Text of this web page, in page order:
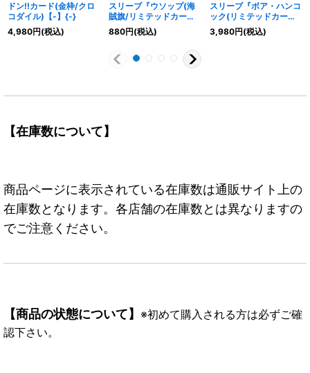
ドン!!カード(金枠/クロ
コダイル)【-】{-}
4,980円(税込)
スリーブ『ウソップ(海
賊旗/リミテッドカード
スリーブ プレミアムマ
ットvol.2)』70枚【サプ
880円(税込)
スリーブ『ボア・ハンコ
ック(リミテッドカード
スリーブ)』70枚【サプ
ライ】{-}
3,980円(税込)
【在庫数について】
商品ページに表示されている在庫数は通販サイト上の
在庫数となります。各店舗の在庫数とは異なりますの
でご注意ください。
【商品の状態について】 ※初めて購入される方は必ずご確
認下さい。